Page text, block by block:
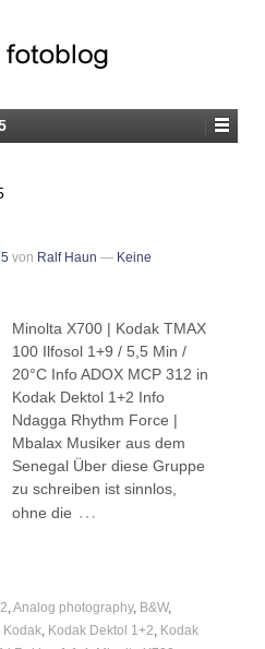
von Ralf Haun — Keine
Minolta X700 | Kodak TMAX
100 Ilfosol 1+9 / 5,5 Min /
20°C Info ADOX MCP 312 in
Kodak Dektol 1+2 Info
Ndagga Rhythm Force |
Mbalax Musiker aus dem
Senegal Über diese Gruppe
zu schreiben ist sinnlos,
ohne die …
Analog photography, B&W,
Kodak Kodak Dektol 1+2 Kodak